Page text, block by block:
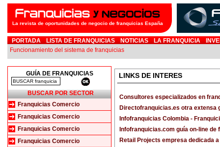
La revista de oportunidades de negocio de franquicias España
PORTADA LISTA DE FRANQUICIAS NOTICIAS LA FRANQUICIA
Funcionamiento del sistema de franquicias
GUÍA DE FRANQUICIAS
BUSCAR POR SECTOR
Franquicias Comercio
Franquicias Comercio
Franquicias Comercio
Franquicias Comercio
LINKS DE INTERES
Consultores especializados en
Directofranquicias.es otra extensa
Infofranquicias Colombia -
Infofranquicias.com guía on-line
Retail Projects empresa dedicada